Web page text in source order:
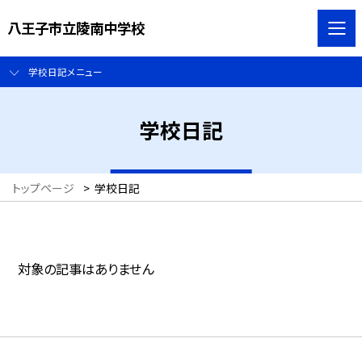
八王子市立陵南中学校
学校日記メニュー
学校日記
トップページ > 学校日記
対象の記事はありません